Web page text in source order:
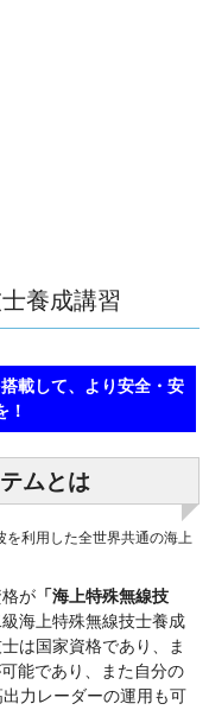
養成講習
載して、より安全・安
！
ムとは
を利用した全世界共通の海上
が 「海上特殊無線技
海上特殊無線技士養成
は国家資格であり、ま
能であり、また自分の
力レーダーの運用も可